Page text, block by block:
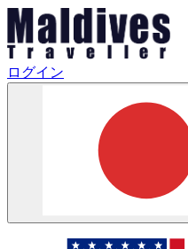
ログイン